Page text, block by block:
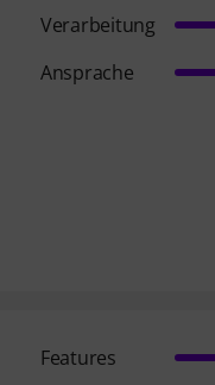
Verarbeitung
Ansprache
Features